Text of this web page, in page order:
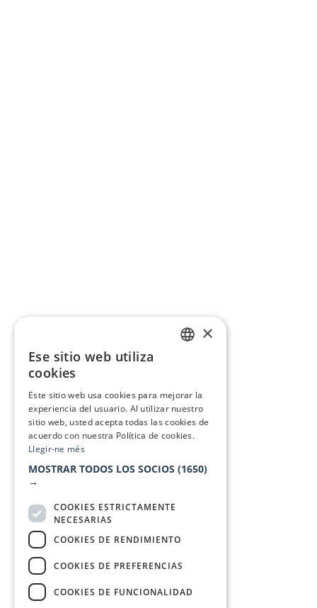
×
Ese sitio web utiliza
cookies
Este sitio web usa cookies para mejorar la
experiencia del usuario. Al utilizar nuestro
sitio web, usted acepta todas las cookies de
acuerdo con nuestra Política de cookies.
Llegir-ne més
MOSTRAR TODOS LOS SOCIOS (1650)
→
COOKIES ESTRICTAMENTE
NECESARIAS
COOKIES DE RENDIMIENTO
COOKIES DE PREFERENCIAS
COOKIES DE FUNCIONALIDAD